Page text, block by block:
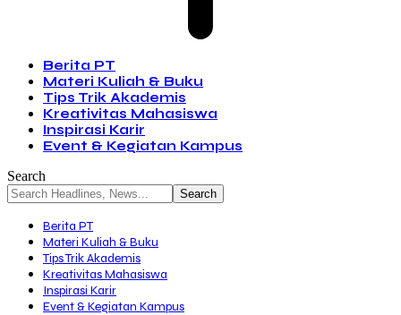
Berita PT
Materi Kuliah & Buku
Tips Trik Akademis
Kreativitas Mahasiswa
Inspirasi Karir
Event & Kegiatan Kampus
Search
Berita PT
Materi Kuliah & Buku
Tips Trik Akademis
Kreativitas Mahasiswa
Inspirasi Karir
Event & Kegiatan Kampus